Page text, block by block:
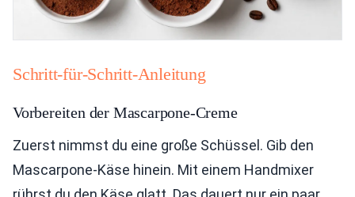
Schritt-für-Schritt-Anleitung
Vorbereiten der Mascarpone-Creme
Zuerst nimmst du eine große Schüssel. Gib den
Mascarpone-Käse hinein. Mit einem Handmixer